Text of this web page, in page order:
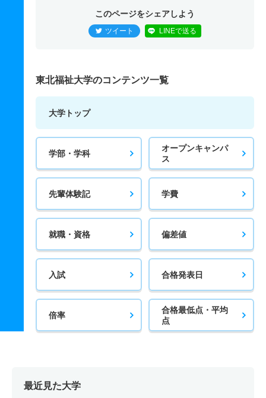
このページをシェアしよう
ツイート LINEで送る
東北福祉大学のコンテンツ一覧
大学トップ
学部・学科
オープンキャンパ
ス
先輩体験記 学費
就職・資格 偏差値
入試 合格発表日
倍率
合格最低点・平均
点
最近見た大学